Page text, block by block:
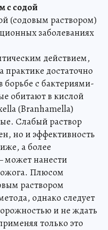
с содой
(содовым раствором)
заболеваниях
действием,
практике достаточно
борьбе с бактериями-
обитают в кислой
(Branhamella)
Слабый раствор
но и эффективность
а более
может нанести
ожога. Плюсом
раствором
однако следует
и не ждать
только это